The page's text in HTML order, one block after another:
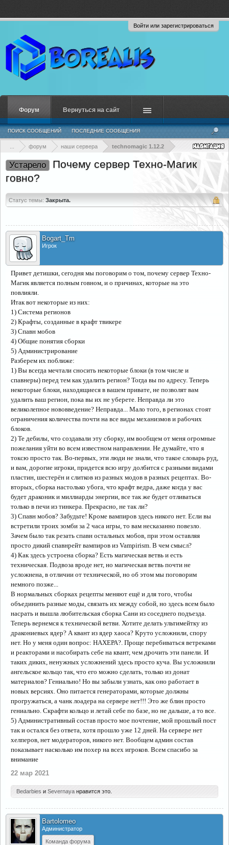
Войти или зарегистрироваться
форум наши сервера technomagic 1.12.2
Устарело
Почему сервер Техно-Магик
говно?
Статус темы: Закрыта.
Bogart_Tm
Игрок
Привет детишки, сегодня мы поговорим о том, почему сервер Техно-
Магик является полным говном, и о причинах, которые на это
повлияли.
Итак вот некоторые из них:
1) Система регионов
2) Крафты, созданные в крафт твикере
3) Спавн мобов
4) Общие понятия сборки
5) Администрирование
Разберем их поближе:
1) Вы всегда мечтали сносить некоторые блоки (в том числе и
спавнеры) перед тем как удалить регион? Тогда вы по адресу. Теперь
некоторые блоки, находящиеся в вашем привате, не позволят вам
удалить ваш регион, пока вы их не уберете. Неправда ли это
великолепное нововведение? Неправда... Мало того, в регионах стоят
ограничения количества почти на все виды механизмов и рабочих
блоков.
2) Те дебилы, что создавали эту сборку, им вообщем от меня огромные
пожелания уйти во всем известном направлении. Не думайте, что я
токсю просто так. Во-первых, эти люди не знали, что такое словарь руд,
и вам, дорогие игроки, придется всю игру долбится с разными видами
пластин, шестерён и слитков из разных модов в разных рецептах. Во-
вторых, сборка настолько убога, что крафт ведра, даже когда у вас
будет драконик и миллиарды энергии, все так же будет отливаться
только в печи из тинкера. Прекрасно, не так ли?
3) Спавн мобов? Забудьте! Кроме вампиров здесь никого нет. Если вы
встретили троих зомби за 2 часа игры, то вам несказанно повезло.
Зачем было так резать спавн остальных мобов, при этом оставляя
просто дикий спавнрейт вампиров из Vampirism. В чем смысл?
4) Как здесь устроена сборка? Есть магическая ветвь и есть
техническая. Подвоза вроде нет, но магическая ветвь почти не
усложнена, в отличии от технической, но об этом мы поговорим
немного позже...
В нормальных сборках рецепты меняют ещё и для того, чтобы
объединить разные моды, связать их между собой, но здесь всем было
насрать и вышла любительская сборка Сани из соседнего подъезда.
Теперь вернемся к технической ветви. Хотите делать ультимейтку из
дракониевых ядер? А квант из ядер хаоса? Круто усложнили, спору
нет. Но у меня один вопрос: НАХЕРА?. Проще перебиваться ветреками
и реакторами и насобирать себе на квант, чем дрочить эти панели. И
таких диких, ненужных усложнений здесь просто куча. Вы усложнили
ангельское кольцо так, что его можно сделать, только из донат
материалов? Гениально! Но вы забыли узнать, как оно работает в
новых версиях. Оно питается генераторами, которые должны
прогружаться, а чанк лоадера на сервере нет!!! Это же блин просто
гениально. Скрафти кольцо и летай себе по базе, но не дальше, а то все.
5) Административный состав просто мое почтение, мой прошлый пост
так и остался без ответа, хотя прошло уже 12 дней. На сервере нет
хелперов, нет модераторов, никого нет. Вообщем админ состав
показывает насколько им похер на всех игроков. Всем спасибо за
внимание
22 мар 2021
Bedarbies и Severnaya нравится это.
Bartolomeo
Администратор
Команда форума
Форум
ПОИСК СООБЩЕНИЙ ПОСЛЕДНИЕ СООБЩЕНИЯ
Вернуться на сайт